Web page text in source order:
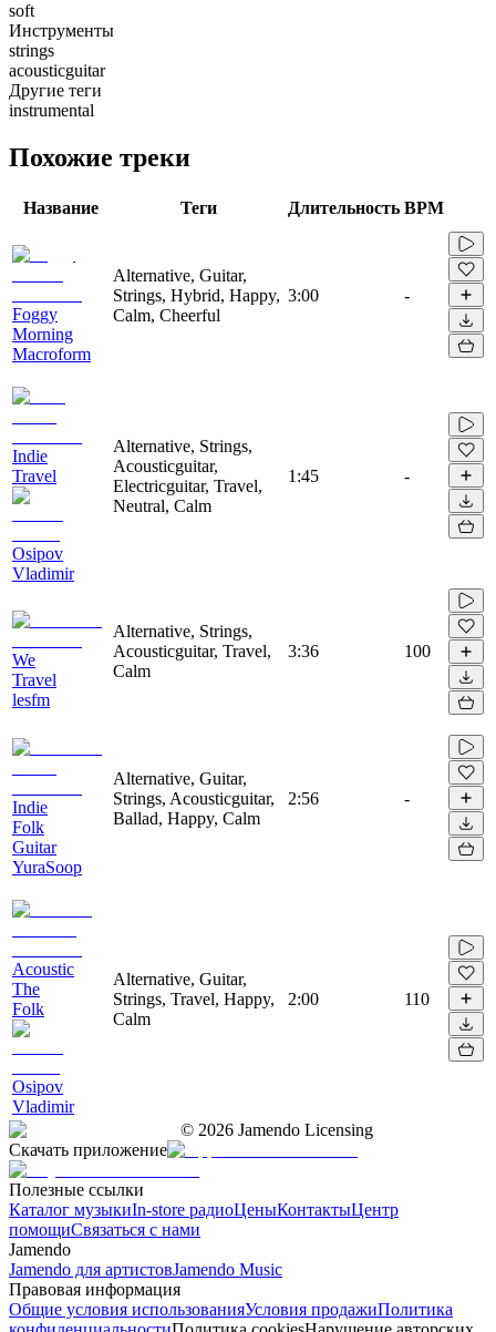
soft
Инструменты
strings
acousticguitar
Другие теги
instrumental
Похожие треки
Название Теги Длительность BPM
Foggy
Morning
Macroform
Alternative, Guitar,
Strings, Hybrid, Happy,
Calm, Cheerful
3:00 -
Indie
Travel
Osipov
Vladimir
Alternative, Strings,
Acousticguitar,
Electricguitar, Travel,
Neutral, Calm
1:45 -
We
Travel
lesfm
Alternative, Strings,
Acousticguitar, Travel,
Calm
3:36 100
Indie
Folk
Guitar
YuraSoop
Alternative, Guitar,
Strings, Acousticguitar,
Ballad, Happy, Calm
2:56 -
Acoustic
The
Folk
Osipov
Vladimir
Alternative, Guitar,
Strings, Travel, Happy,
Calm
2:00 110
© 2026 Jamendo Licensing
Скачать приложение
Полезные ссылки
Каталог музыкиIn-store радиоЦеныКонтактыЦентр
помощиСвязаться с нами
Jamendo
Jamendo для артистовJamendo Music
Правовая информация
Общие условия использованияУсловия продажиПолитика